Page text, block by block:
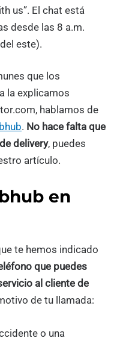
us”. El chat está
desde las 8 a.m.
este).
que los
la explicamos
hablamos de
. No hace falta que
delivery, puedes
artículo.
en
te hemos indicado
que puedes
al cliente de
de tu llamada:
o una